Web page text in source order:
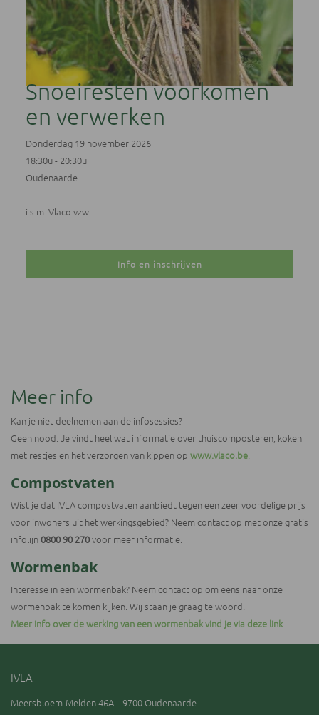
Snoeiresten voorkomen
en verwerken
Donderdag 19 november 2026
18:30u - 20:30u
Oudenaarde
i.s.m. Vlaco vzw
Info en inschrijven
Meer info
Kan je niet deelnemen aan de infosessies?
Geen nood. Je vindt heel wat informatie over thuiscomposteren, koken
met restjes en het verzorgen van kippen op www.vlaco.be.
Compostvaten
Wist je dat IVLA compostvaten aanbiedt tegen een zeer voordelige prijs
voor inwoners uit het werkingsgebied? Neem contact op met onze gratis
infolijn 0800 90 270voor meer informatie.
Wormenbak
Interesse in een wormenbak? Neem contact op om eens naar onze
wormenbak te komen kijken. Wij staan je graag te woord.
Meer info over de werking van een wormenbak vind je via deze link.
IVLA
Meersbloem-Melden 46A – 9700 Oudenaarde